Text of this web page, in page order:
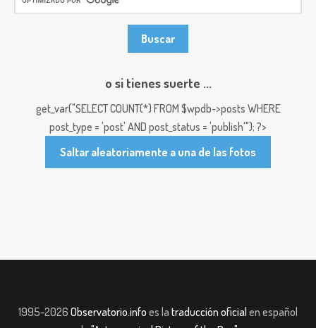
o si tienes suerte ...
get_var("SELECT COUNT(*) FROM $wpdb->posts WHERE
post_type = 'post' AND post_status = 'publish'"); ?>
Saltar aleatoriamente a una de las fotos
1995-2026 Observatorio.info es la traducción oficial en español